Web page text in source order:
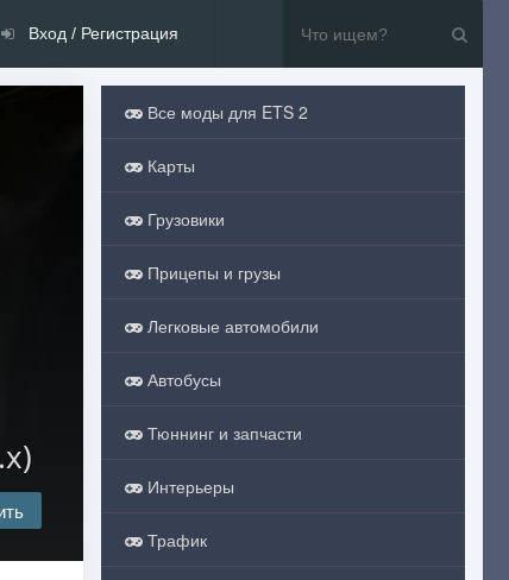
Вход / Регистрация
Все моды для ETS 2
Карты
Грузовики
Прицепы и грузы
Легковые автомобили
Автобусы
Тюннинг и запчасти
Интерьеры
Трафик